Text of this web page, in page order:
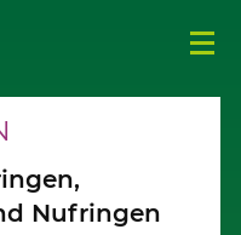
Nufringen